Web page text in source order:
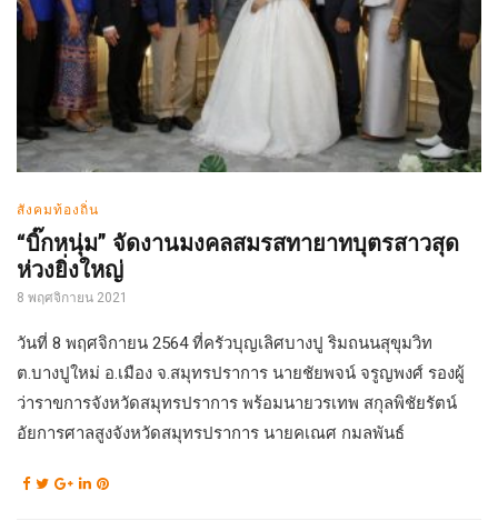
สังคมท้องถิ่น
“บิ๊กหนุ่ม” จัดงานมงคลสมรสทายาทบุตรสาวสุด
ห่วงยิ่งใหญ่
8 พฤศจิกายน 2021
วันที่ 8 พฤศจิกายน 2564 ที่ครัวบุญเลิศบางปู ริมถนนสุขุมวิท
ต.บางปูใหม่ อ.เมือง จ.สมุทรปราการ นายชัยพจน์ จรูญพงศ์ รองผู้
ว่าราขการจังหวัดสมุทรปราการ พร้อมนายวรเทพ สกุลพิชัยรัตน์
อัยการศาลสูงจังหวัดสมุทรปราการ นายคเณศ กมลพันธ์